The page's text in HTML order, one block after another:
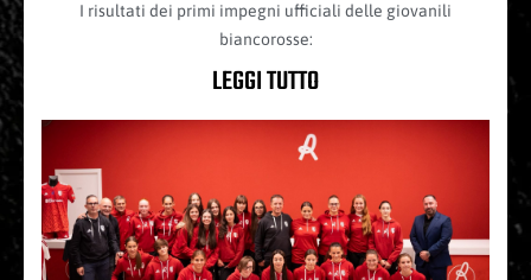
I risultati dei primi impegni ufficiali delle giovanili
biancorosse:
LEGGI TUTTO